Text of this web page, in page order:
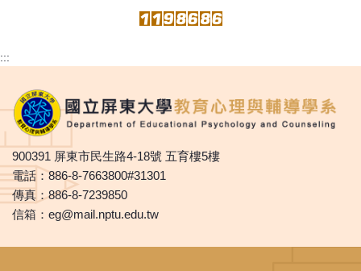
:::
900391 屏東市民生路4-18號 五育樓5樓
電話：886-8-7663800#31301
傳真：886-8-7239850
信箱：eg@mail.nptu.edu.tw